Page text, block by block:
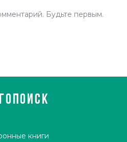
Будьте первым.
книги